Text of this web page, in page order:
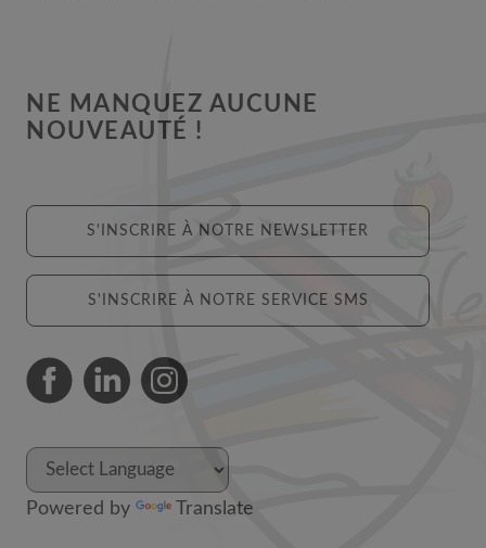
NE MANQUEZ AUCUNE
NOUVEAUTÉ !
S'INSCRIRE À NOTRE NEWSLETTER
S'INSCRIRE À NOTRE SERVICE SMS
Powered by Translate